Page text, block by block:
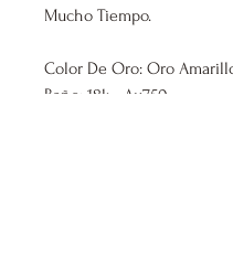
Mucho Tiempo.
Color De Oro: Oro
Baño: 18k - Au750